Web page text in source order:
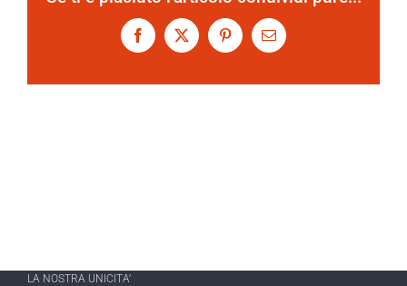
Facebook
X PinterestEmail
LA NOSTRA UNICITA’